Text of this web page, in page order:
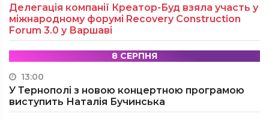
Делегація компанії Креатор-Буд взяла участь у
міжнародному форумі Recovery Construction
Forum 3.0 у Варшаві
8 СЕРПНЯ
13:00
У Тернополі з новою концертною програмою
виступить Наталія Бучинська